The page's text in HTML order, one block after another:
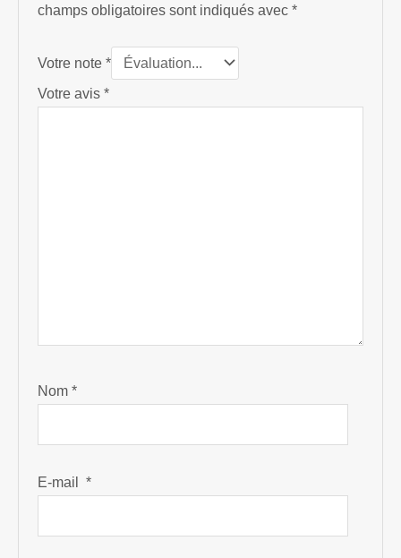
champs obligatoires sont indiqués avec*
Votre note*
Votre avis*
Nom*
E-mail*